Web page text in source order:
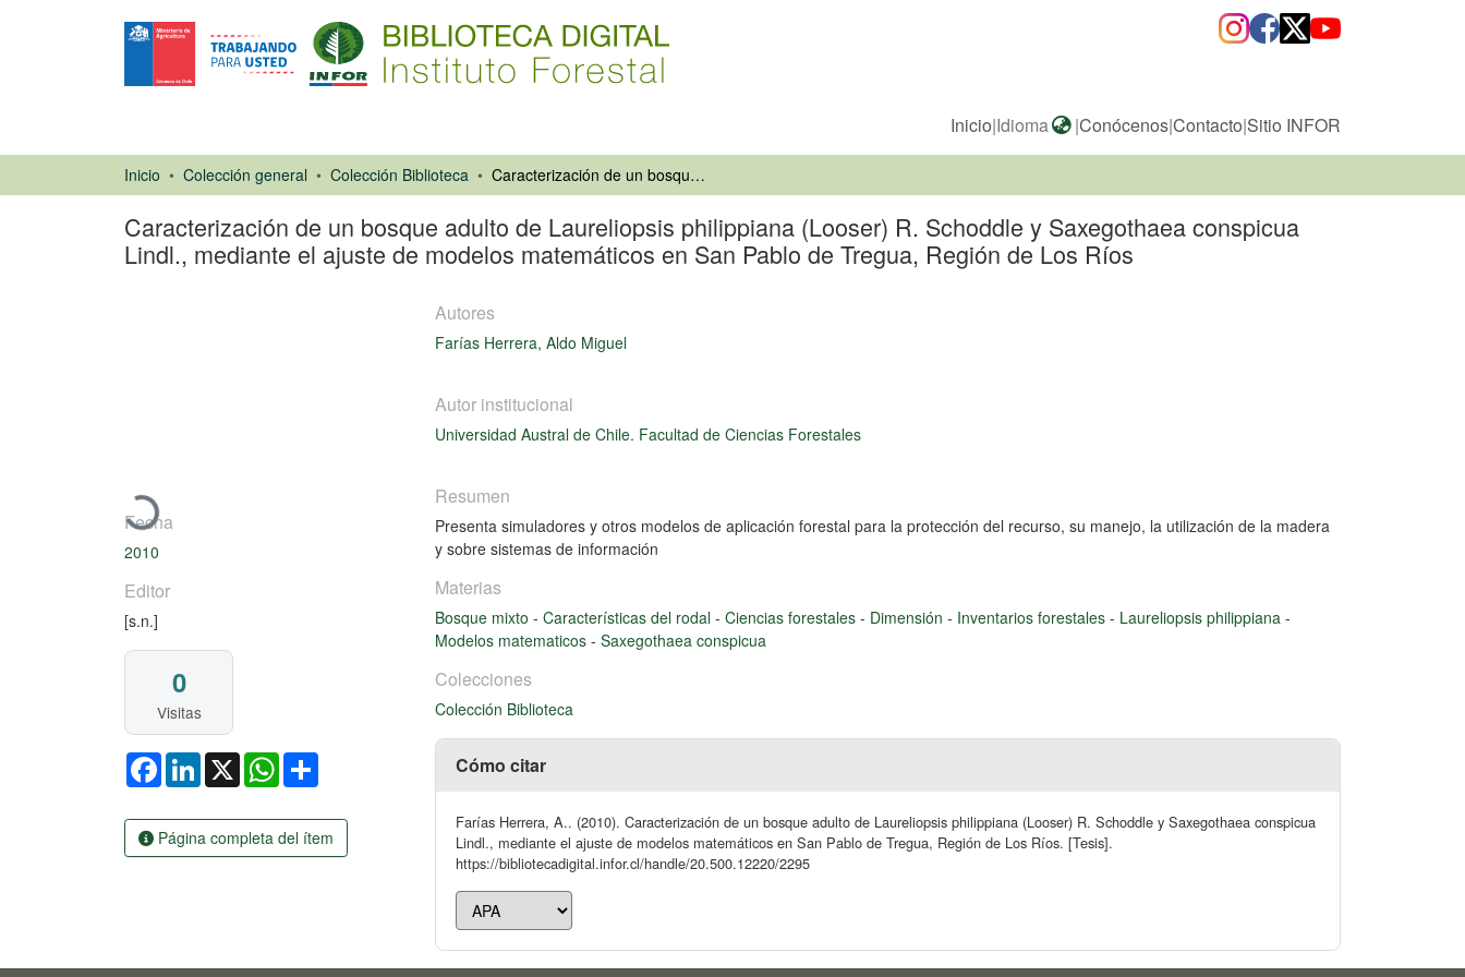
Inicio|Idioma |Conócenos|Contacto|Sitio INFOR
Inicio Colección general Colección Biblioteca Caracterización de un bosque adulto de Laureliopsis philippiana (Looser) R. Schoddle y Saxegothaea conspicua Lindl., mediante el ajuste de modelos matemáticos en San Pablo de Tregua, Región de Los Ríos
Caracterización de un bosque adulto de Laureliopsis philippiana (Looser) R. Schoddle y Saxegothaea conspicua
Lindl., mediante el ajuste de modelos matemáticos en San Pablo de Tregua, Región de Los Ríos
Cargando...
Fecha
2010
Editor
[s.n.]
0
Visitas
FacebookLinkedIn
X WhatsApp
Página completa del ítem
Autores
Farías Herrera, Aldo Miguel
Autor institucional
Universidad Austral de Chile. Facultad de Ciencias Forestales
Resumen
Presenta simuladores y otros modelos de aplicación forestal para la protección del recurso, su manejo, la utilización de la madera
y sobre sistemas de información
Materias
Bosque mixto - Características del rodal - Ciencias forestales - Dimensión - Inventarios forestales - Laureliopsis philippiana -
Modelos matematicos - Saxegothaea conspicua
Colecciones
Colección Biblioteca
Cómo citar
Farías Herrera, A.. (2010). Caracterización de un bosque adulto de Laureliopsis philippiana (Looser) R. Schoddle y Saxegothaea conspicua
Lindl., mediante el ajuste de modelos matemáticos en San Pablo de Tregua, Región de Los Ríos. [Tesis].
https://bibliotecadigital.infor.cl/handle/20.500.12220/2295